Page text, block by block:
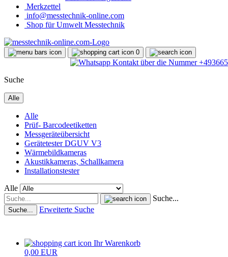
Merkzettel
info@messtechnik-online.com
Shop für Umwelt Messtechnik
0
Suche
Alle
Alle
Prüf- Barcodeetiketten
Messgeräteübersicht
Gerätetester DGUV V3
Wärmebildkameras
Akustikkameras, Schallkamera
Installationstester
Alle
Suche...
Suche... Erweiterte Suche
Ihr Warenkorb
0,00 EUR